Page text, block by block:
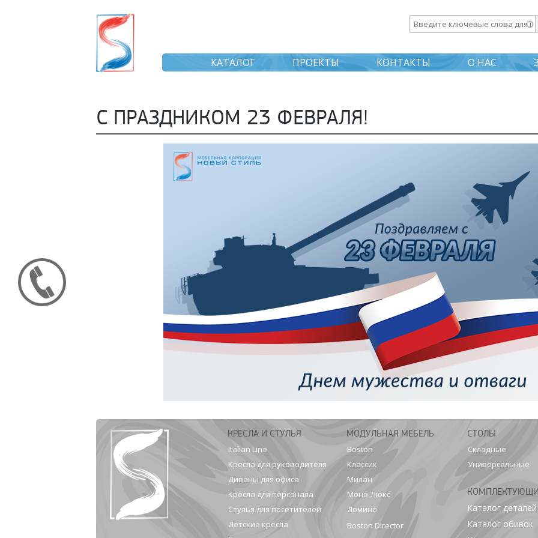
основному
содержанию
Введите ключевые слова
КАТАЛОГ ПРОЕКТЫ КОНТАКТЫ О НАС
С ПРАЗДНИКОМ 23 ФЕВРАЛЯ!
КРЕСЛА И СТУЛЬЯ
Italian Line
Кресла для руководителя
Диваны для офиса
Кресла для персонала
Стулья для посетителей
Детские кресла
МОДУЛЬНАЯ МЕБЕЛЬ
Boston
Классик
Милан
Моно-Люкс
Домино
Boston Director
СТОЛЫ
Складные
Универсальные
Каталог деталей
Каталог обивок